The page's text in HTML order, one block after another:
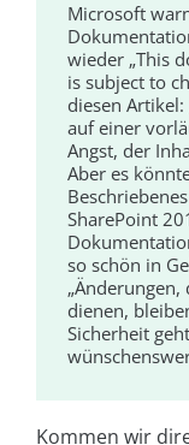
Microsoft
wieder „This
is subject to
diesen
auf einer
Angst, der
Aber es
SharePoint
so schön in
dienen,
Sicherheit
Kommen wir